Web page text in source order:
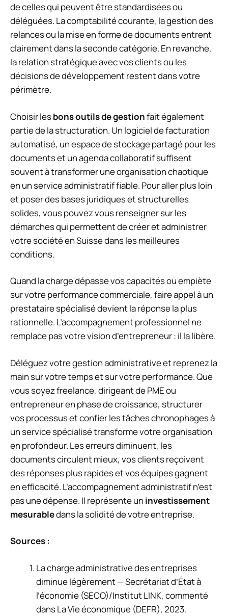
de celles qui peuvent être standardisées ou
déléguées. La comptabilité courante, la gestion des
relances ou la mise en forme de documents entrent
clairement dans la seconde catégorie. En revanche,
la relation stratégique avec vos clients ou les
décisions de développement restent dans votre
périmètre.
Choisir lesbons outils de gestionfait également
partie de la structuration. Un logiciel de facturation
automatisé, un espace de stockage partagé pour les
documents et un agenda collaboratif suffisent
souvent à transformer une organisation chaotique
en un service administratif fiable. Pour aller plus loin
et poser des bases juridiques et structurelles
solides, vous pouvez vous renseigner sur les
démarches qui permettent de créer et administrer
votre société en Suisse dans les meilleures
conditions.
Quand la charge dépasse vos capacités ou empiète
sur votre performance commerciale, faire appel à un
prestataire spécialisé devient la réponse la plus
rationnelle. L’accompagnement professionnel ne
remplace pas votre vision d’entrepreneur : il la libère.
Déléguez votre gestion administrative et reprenez la
main sur votre temps et sur votre performance. Que
vous soyez freelance, dirigeant de PME ou
entrepreneur en phase de croissance, structurer
vos processus et confier les tâches chronophages à
un service spécialisé transforme votre organisation
en profondeur. Les erreurs diminuent, les
documents circulent mieux, vos clients reçoivent
des réponses plus rapides et vos équipes gagnent
en efficacité. L’accompagnement administratif n’est
pas une dépense. Il représente un investissement
mesurabledans la solidité de votre entreprise.
Sources :
La charge administrative des entreprises
diminue légèrement — Secrétariat d’État à
l’économie (SECO)/Institut LINK, commenté
dans La Vie économique (DEFR), 2023.